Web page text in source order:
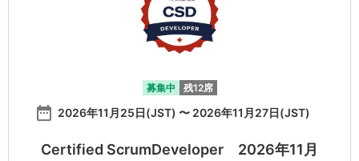
募集中 残12席
date_range 2026年11月25日(JST) 〜 2026年11月27日(JST)
Certified ScrumDeveloper 2026年11月